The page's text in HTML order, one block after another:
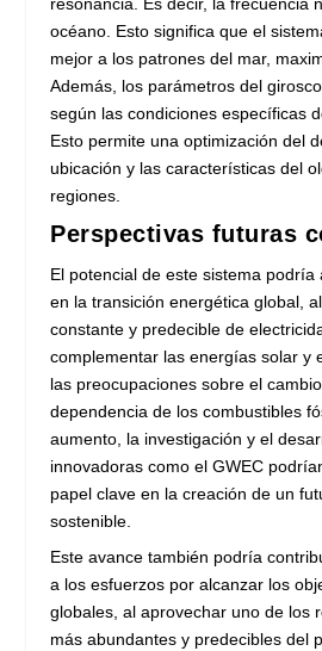
océano. Esto significa que el
mejor a los patrones del mar,
Además, los parámetros del
según las condiciones específicas
Esto permite una optimización del
ubicación y las características del
regiones.
Perspectivas futuras
El potencial de este sistema
en la transición energética global,
constante y predecible de
complementar las energías solar y
las preocupaciones sobre el
dependencia de los combustibles
aumento, la investigación y el
innovadoras como el GWEC
papel clave en la creación de un
sostenible.
Este avance también podría
a los esfuerzos por alcanzar los
globales, al aprovechar uno de los
más abundantes y predecibles del